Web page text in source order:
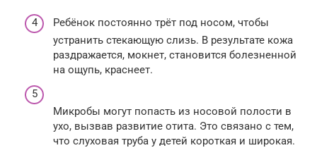
Ребёнок постоянно трёт под носом, чтобы
устранить стекающую слизь. В результате кожа
раздражается, мокнет, становится болезненной
на ощупь, краснеет.
Микробы могут попасть из носовой полости в
ухо, вызвав развитие отита. Это связано с тем,
что слуховая труба у детей короткая и широкая.